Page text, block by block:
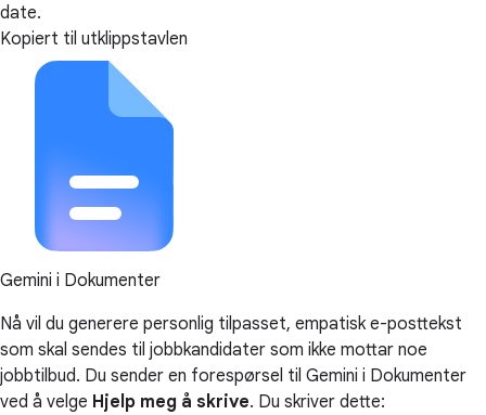
date.
Kopiert til utklippstavlen
Gemini i Dokumenter
Nå vil du generere personlig tilpasset, empatisk e-posttekst
som skal sendes til jobbkandidater som ikke mottar noe
jobbtilbud. Du sender en forespørsel til Gemini i Dokumenter
ved å velge Hjelp meg å skrive. Du skriver dette: